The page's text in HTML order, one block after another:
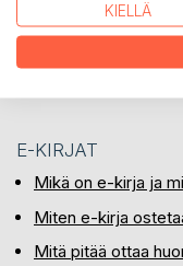
Toimitus ja
Kirjautuminen ja
E-KIRJAT
Mikä on e-kirja ja
Miten e-kirja
Mitä pitää ottaa
KIELLÄ